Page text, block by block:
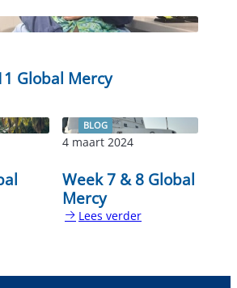
Global Mercy
BLOG
4 maart 2024
Week 7 & 8 Global
Mercy
Lees verder
&